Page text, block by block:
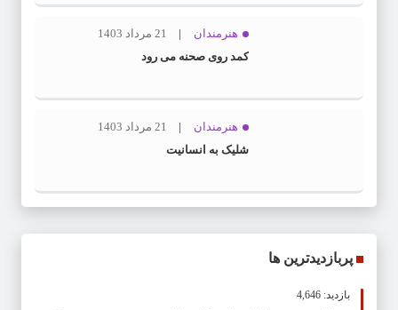
هنرمندان
21 مرداد 1403
کمد روی صحنه می رود
هنرمندان
21 مرداد 1403
شلیک به انسانیت
پربازدیدترین ها
بازدید: 4,646